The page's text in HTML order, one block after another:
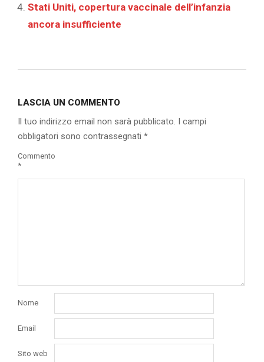
Stati Uniti, copertura vaccinale dell’infanzia
ancora insufficiente
22
LASCIA UN COMMENTO
Il tuo indirizzo email non sarà pubblicato. I campi
obbligatori sono contrassegnati *
Commento
*
Nome
Email
Sito web